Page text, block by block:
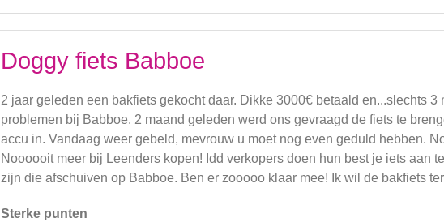
Doggy fiets Babboe
2 jaar geleden een bakfiets gekocht daar. Dikke 3000€ betaald en...slechts 3
problemen bij Babboe. 2 maand geleden werd ons gevraagd de fiets te
accu in. Vandaag weer gebeld, mevrouw u moet nog even geduld hebben.
Noooooit meer bij Leenders kopen! Idd verkopers doen hun best je iets aan
zijn die afschuiven op Babboe. Ben er zooooo klaar mee! Ik wil de bakfiets
Sterke punten